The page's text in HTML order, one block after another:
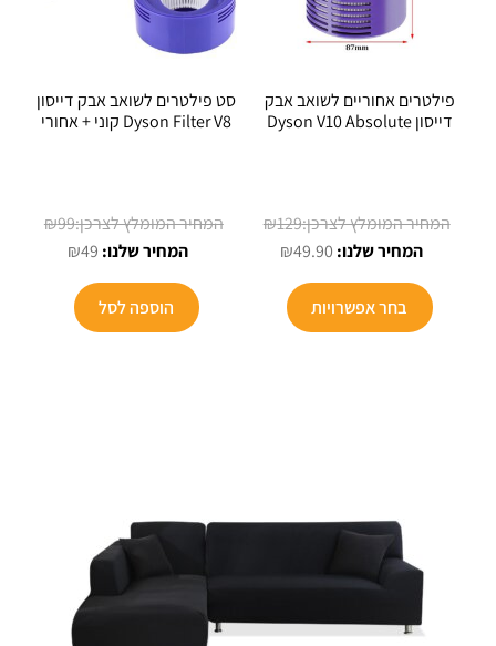
פילטרים אחוריים לשואב אבק
דייסון Dyson V10 Absolute
₪129 המחיר
₪49.90
בחר אפשרויות
סט פילטרים לשואב אבק דייסון
Dyson Filter V8 קוני + אחורי
₪99 המחיר
₪49 המחיר
הוספה לסל